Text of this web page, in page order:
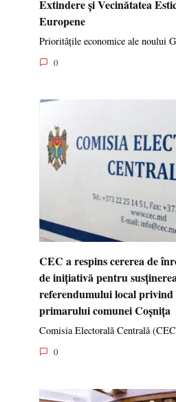
Extindere și Vecinătatea
Europene
Prioritățile economice ale noului
0
CEC a respins cererea de
de inițiativă pentru
referendumului local privind
primarului comunei Coșnița
Comisia Electorală Centrală
0